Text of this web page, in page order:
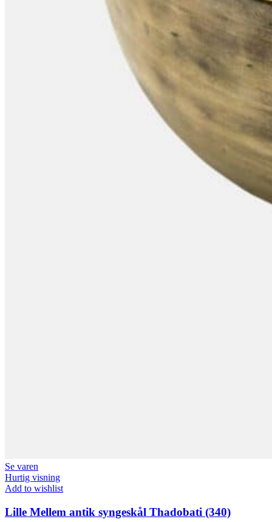
Se varen
Hurtig visning
Add to wishlist
Lille Mellem antik syngeskål Thadobati (340)